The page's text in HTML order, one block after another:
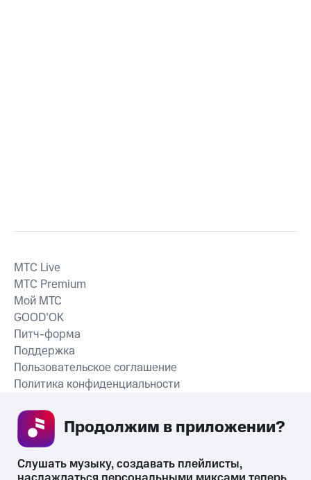
СКАЧАТЬ ПРИЛОЖЕНИЕ
MTС Live
MTС Premium
Мой МТС
GOOD’OK
Питч-форма
Поддержка
Пользовательское соглашение
Политика конфиденциальности
Слушать музыку, создавать плейлисты,